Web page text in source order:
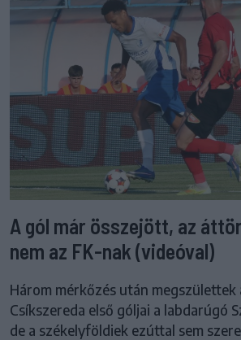
A gól már összejött, az
nem az FK-nak (videóval)
Három mérkőzés után megszülettek
Csíkszereda első góljai a labdarúgó
de a székelyföldiek ezúttal sem